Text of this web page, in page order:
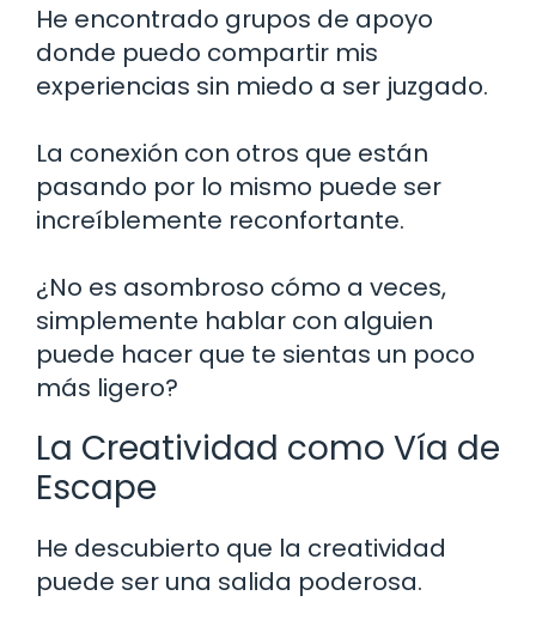
He encontrado grupos de apoyo
donde puedo compartir mis
experiencias sin miedo a ser juzgado.
La conexión con otros que están
pasando por lo mismo puede ser
increíblemente reconfortante.
¿No es asombroso cómo a veces,
simplemente hablar con alguien
puede hacer que te sientas un poco
más ligero?
La Creatividad como Vía de
Escape
He descubierto que la creatividad
puede ser una salida poderosa.